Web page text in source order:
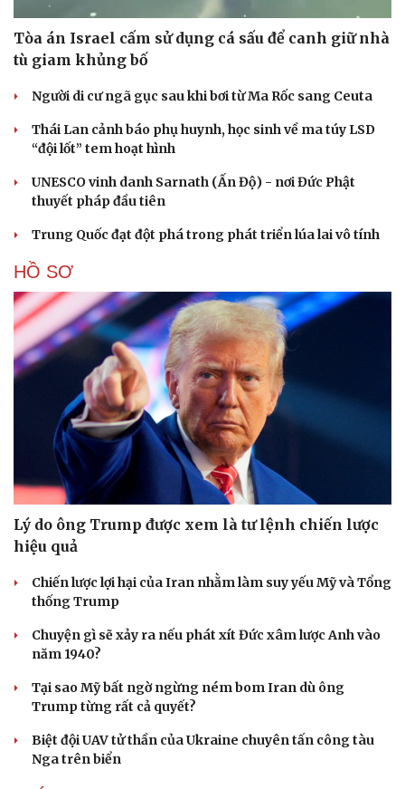
Tư vấn
Săn Tour
Câu chuyện thời sự
Kể chuyện cho bé
Tòa án Israel cấm sử dụng cá sấu để canh giữ nhà
tù giam khủng bố
Người di cư ngã gục sau khi bơi từ Ma Rốc sang Ceuta
Thái Lan cảnh báo phụ huynh, học sinh về ma túy LSD
“đội lốt” tem hoạt hình
UNESCO vinh danh Sarnath (Ấn Độ) - nơi Đức Phật
thuyết pháp đầu tiên
Trung Quốc đạt đột phá trong phát triển lúa lai vô tính
HỒ SƠ
Lý do ông Trump được xem là tư lệnh chiến lược
hiệu quả
Chiến lược lợi hại của Iran nhằm làm suy yếu Mỹ và Tổng
thống Trump
Chuyện gì sẽ xảy ra nếu phát xít Đức xâm lược Anh vào
năm 1940?
Tại sao Mỹ bất ngờ ngừng ném bom Iran dù ông
Trump từng rất cả quyết?
Biệt đội UAV tử thần của Ukraine chuyên tấn công tàu
Nga trên biển